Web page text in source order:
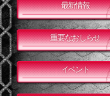
最新情報
重要なおしらせ
イベント